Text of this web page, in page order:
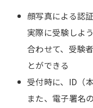
顔写真による認
実際に受験しよ
合わせて、受験
とができる
受付時に、ID（
また、電子署名